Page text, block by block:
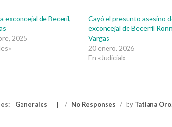
exconcejal de Beceril,
2025
Cayó el presunto asesino
exconcejal de Becerril
Vargas
20 enero, 2026
En «Judicial»
Generales / No Responses / by Tatiana